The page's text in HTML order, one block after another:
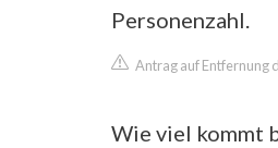
Personenzahl.
Antrag auf Entfernung
Wie viel kommt